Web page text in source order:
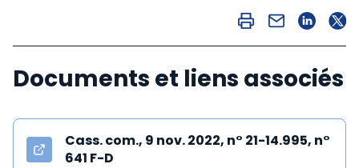
Documents et liens associés
Cass. com., 9 nov. 2022, n° 21-14.995, n°
641 F-D